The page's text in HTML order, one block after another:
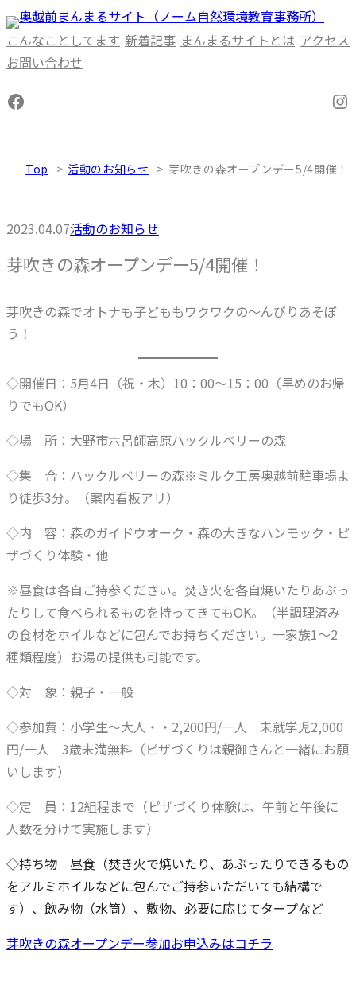
内
容
を
キ
こんなことしてます 新着記事 まんまるサイトとは アクセス
お問い合わせ
Facebook
Top 活動のお知らせ 芽吹きの森オープンデー5/4開催！
2023.04.07活動のお知らせ
芽吹きの森オープンデー5/4開催！
芽吹きの森でオトナも子どももワクワクの～んびりあそぼ
う！
◇開催日：5月4日（祝・木）10：00～15：00（早めのお帰
りでもOK）
◇場 所：大野市六呂師高原ハックルベリーの森
◇集 合：ハックルベリーの森※ミルク工房奥越前駐車場よ
り徒歩3分。（案内看板アリ）
◇内 容：森のガイドウオーク・森の大きなハンモック・ピ
ザづくり体験・他
※昼食は各自ご持参ください。焚き火を各自焼いたりあぶっ
たりして食べられるものを持ってきてもOK。（半調理済み
の食材をホイルなどに包んでお持ちください。一家族1～2
種類程度）お湯の提供も可能です。
◇対 象：親子・一般
◇参加費：小学生～大人・・2,200円/一人 未就学児2,000
円/一人 3歳未満無料（ピザづくりは親御さんと一緒にお願
いします）
◇定 員：12組程まで（ピザづくり体験は、午前と午後に
人数を分けて実施します）
◇持ち物 昼食（焚き火で焼いたり、あぶったりできるもの
をアルミホイルなどに包んでご持参いただいても結構で
す）、飲み物（水筒）、敷物、必要に応じてタープなど
芽吹きの森オープンデー参加お申込みはコチラ